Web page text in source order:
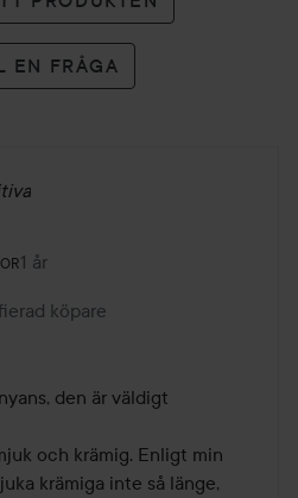
EN FRÅGA
Lyko Creator.
1 år
Inlägget skapades 1 år
köpare
den är väldigt
och krämig. Enligt min
krämiga inte så länge,